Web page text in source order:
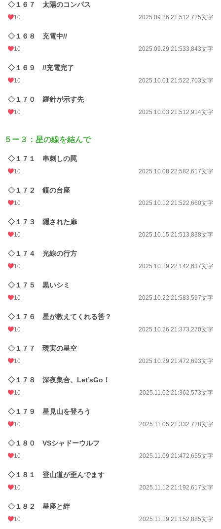
◇１６７ 太陽のコンパス
10 2025.09.26 21:512,725文字
◇１６８ 充電中//
10 2025.09.29 21:533,843文字
◇１６９ //充電完了
10 2025.10.01 21:522,703文字
◇１７０ 羅針が示す先
10 2025.10.03 21:512,914文字
５ー３：星の線を結んで
◇１７１ 串刺しの罠
10 2025.10.08 22:582,617文字
◇１７２ 鏡の台座
10 2025.10.12 21:522,660文字
◇１７３ 隠された扉
10 2025.10.15 21:513,838文字
◇１７４ 光線の行方
10 2025.10.19 22:142,637文字
◇１７５ 黒いシミ
10 2025.10.22 21:583,597文字
◇１７６ 星が教えてくれる筈？
10 2025.10.26 21:373,270文字
◇１７７ 現実の星空
10 2025.10.29 21:472,693文字
◇１７８ 深夜集合、Let’sGo！
10 2025.11.02 21:362,573文字
◇１７９ 星見山を登ろう
10 2025.11.05 21:332,728文字
◇１８０ VSシャドーウルフ
10 2025.11.09 21:472,655文字
◇１８１ 登山道が歪んでます
10 2025.11.12 21:192,617文字
◇１８２ 星座と絆
10 2025.11.19 21:152,885文字